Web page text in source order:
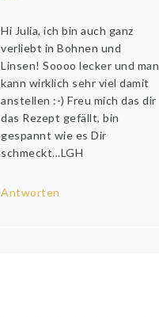
Hi Julia, ich bin auch ganz
verliebt in Bohnen und
Linsen! Soooo lecker und man
kann wirklich sehr viel damit
anstellen :-) Freu mich das dir
das Rezept gefällt, bin
gespannt wie es Dir
schmeckt…LGH
Antworten